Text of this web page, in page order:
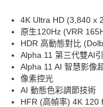
4K Ultra HD (3,840 x
原生120Hz (VRR
HDR 高動態對比
Alpha 11 第三代雙AI
Alpha 11 AI 智慧影像
像素控光
AI 動態色彩調節技術
HFR (高幀率) 4K 120